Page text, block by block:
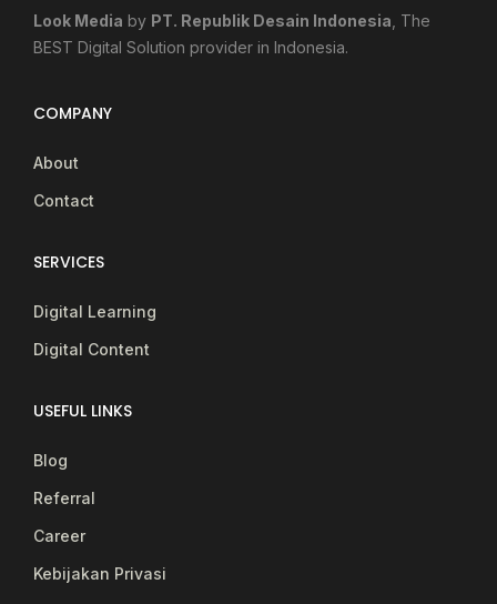
Look Media by PT. Republik Desain Indonesia , The
BEST Digital Solution provider in Indonesia.
COMPANY
About
Contact
SERVICES
Digital Learning
Digital Content
USEFUL LINKS
Blog
Referral
Career
Kebijakan Privasi